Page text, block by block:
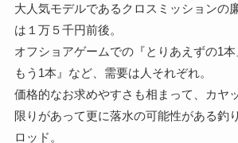
大人気モデルであるクロスミッションの
は１万５千円前後。
オフショアゲームでの『とりあえずの1
もう1本』など、需要は人それぞれ。
価格的なお求めやすさも相まって、カヤ
限りがあって更に落水の可能性がある釣
ロッド。